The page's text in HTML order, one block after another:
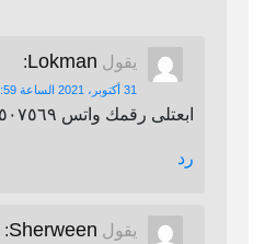
يقول Lokman
:
31 أكتوبر، 2021 الساعة 10:59 م
ابعتلى رقمك واتس ٠١٠٦٨٥٠٧٥٦٩
رد
يقول Sherween
: